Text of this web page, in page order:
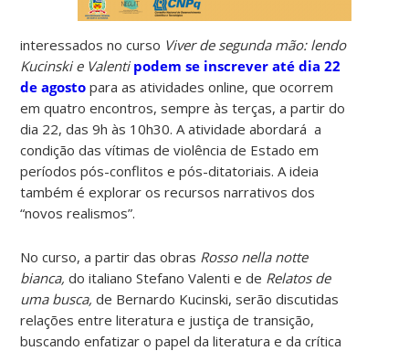
interessados no curso Viver de segunda mão: lendo
Kucinski e Valentipodem se inscrever até dia 22
de agosto para as atividades online, que ocorrem
em quatro encontros, sempre às terças, a partir do
dia 22, das 9h às 10h30. A atividade abordará a
condição das vítimas de violência de Estado em
períodos pós-conflitos e pós-ditatoriais. A ideia
também é explorar os recursos narrativos dos
“novos realismos”.
No curso, a partir das obras Rosso nella notte
bianca, do italiano Stefano Valenti e de Relatos de
uma busca, de Bernardo Kucinski, serão discutidas
relações entre literatura e justiça de transição,
buscando enfatizar o papel da literatura e da crítica